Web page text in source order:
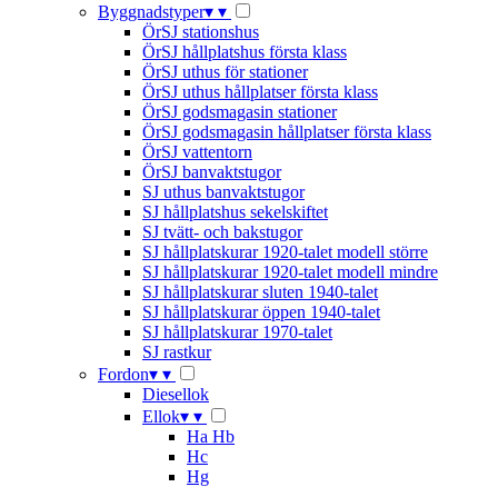
Byggnadstyper▾ ▾
ÖrSJ stationshus
ÖrSJ hållplatshus första klass
ÖrSJ uthus för stationer
ÖrSJ uthus hållplatser första klass
ÖrSJ godsmagasin stationer
ÖrSJ godsmagasin hållplatser första klass
ÖrSJ vattentorn
ÖrSJ banvaktstugor
SJ uthus banvaktstugor
SJ hållplatshus sekelskiftet
SJ tvätt- och bakstugor
SJ hållplatskurar 1920-talet modell större
SJ hållplatskurar 1920-talet modell mindre
SJ hållplatskurar sluten 1940-talet
SJ hållplatskurar öppen 1940-talet
SJ hållplatskurar 1970-talet
SJ rastkur
Fordon▾ ▾
Diesellok
Ellok▾ ▾
Ha Hb
Hc
Hg